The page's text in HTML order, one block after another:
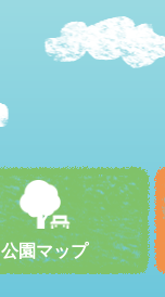
公園マップ